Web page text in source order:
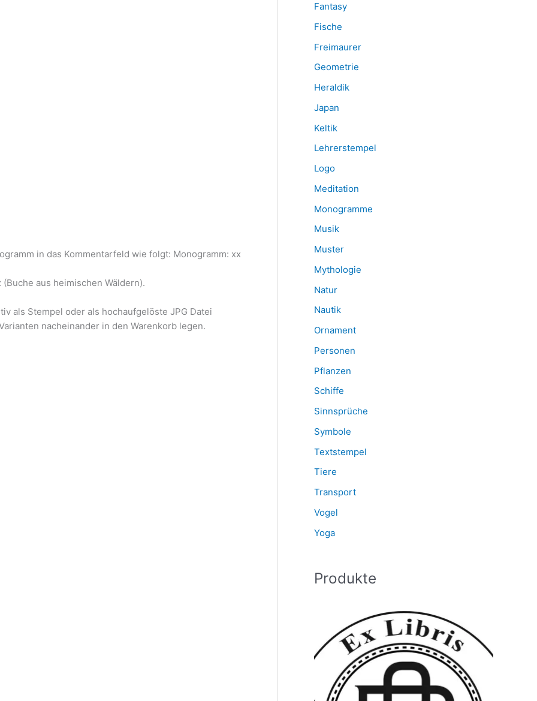
in das Kommentarfeld wie folgt: Monogramm: xx
aus heimischen Wäldern).
als Stempel oder als hochaufgelöste JPG Datei
nacheinander in den Warenkorb legen.
Fantasy
Fische
Freimaurer
Geometrie
Heraldik
Japan
Keltik
Lehrerstempel
Logo
Meditation
Monogramme
Musik
Muster
Mythologie
Natur
Nautik
Ornament
Personen
Pflanzen
Schiffe
Sinnsprüche
Symbole
Textstempel
Tiere
Transport
Vogel
Yoga
Produkte